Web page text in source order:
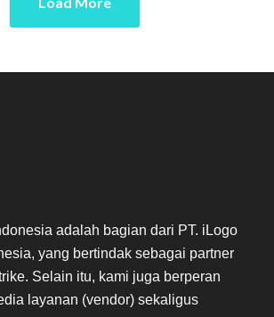
adalah bagian dari PT. iLogo
yang bertindak sebagai partner
Selain itu, kami juga berperan
layanan (vendor) sekaligus